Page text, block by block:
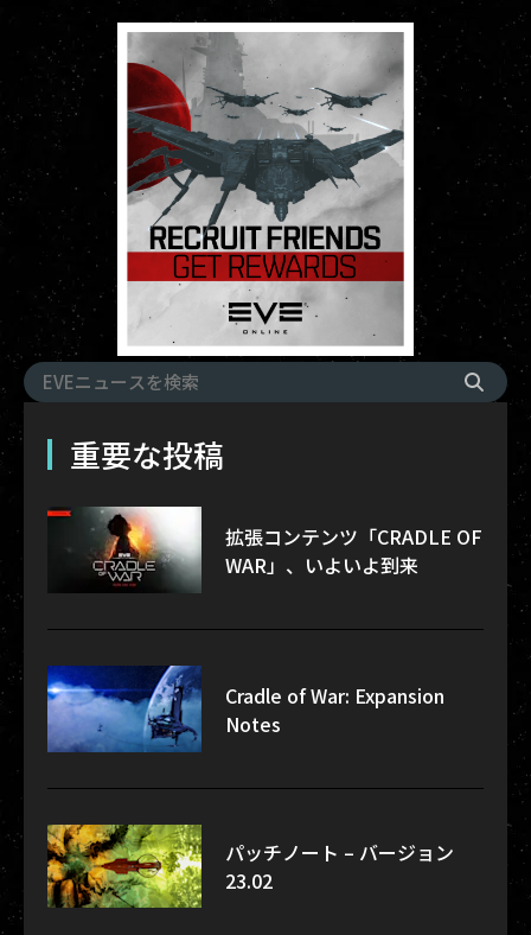
重要な投稿
拡張コンテンツ「CRADLE OF
WAR」、いよいよ到来
Cradle of War: Expansion
Notes
パッチノート – バージョン
23.02